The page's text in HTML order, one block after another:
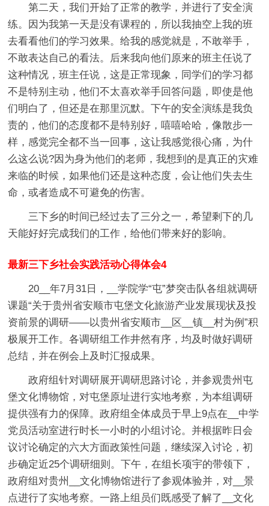
第二天，我们开始了正常的教学，并进行了安全演
练。因为我第一天是没有课程的，所以我抽空上我的班
去看看他们的学习效果。给我的感觉就是，不敢举手，
不敢表达自己的看法。后来我向他们原来的班主任说了
这种情况，班主任说，这是正常现象，同学们的学习都
不是特别主动，他们不太喜欢举手回答问题，即使是他
们明白了，但还是在那里沉默。下午的安全演练是我负
责的，他们的态度都不是特别好，嘻嘻哈哈，像散步一
样，感觉完全都不当一回事，这让我感觉很心痛，为什
么这么说?因为身为他们的老师，我想到的是真正的灾难
来临的时候，如果他们还是这种态度，会让他们失去生
命，或者造成不可避免的伤害。
三下乡的时间已经过去了三分之一，希望剩下的几
天能好好完成我们的工作，给他们带来好的影响。
最新三下乡社会实践活动心得体会4
20__年7月31日，__学院学“屯”梦突击队各组就调研
课题“关于贵州省安顺市屯堡文化旅游产业发展现状及投
资前景的调研——以贵州省安顺市__区__镇__村为例”积
极展开工作。各调研组工作井然有序，均及时做好调研
总结，并在例会上及时汇报成果。
政府组针对调研展开调研思路讨论，并参观贵州屯
堡文化博物馆，对屯堡原址进行实地考察，为本组调研
提供强有力的保障。政府组全体成员于早上9点在__中学
党员活动室进行时长一小时的小组讨论。并根据昨日会
议讨论确定的六大方面政策性问题，继续深入讨论，初
步确定近25个调研细则。下午，在组长项宇的带领下，
政府组对贵州__文化博物馆进行了参观体验并，对__景
点进行了实地考察。一路上组员们既感受了解了__文化